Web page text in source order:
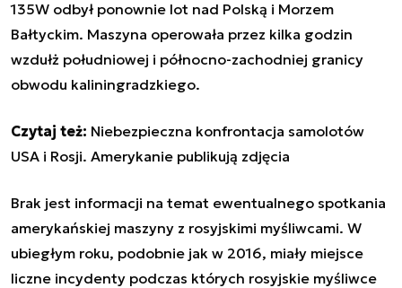
135W odbył ponownie lot nad Polską i Morzem
Bałtyckim. Maszyna operowała przez kilka godzin
wzdułż południowej i północno-zachodniej granicy
obwodu kaliningradzkiego.
Czytaj też: Niebezpieczna konfrontacja samolotów
USA i Rosji. Amerykanie publikują zdjęcia
Brak jest informacji na temat ewentualnego spotkania
amerykańskiej maszyny z rosyjskimi myśliwcami. W
ubiegłym roku, podobnie jak w 2016, miały miejsce
liczne incydenty podczas których rosyjskie myśliwce